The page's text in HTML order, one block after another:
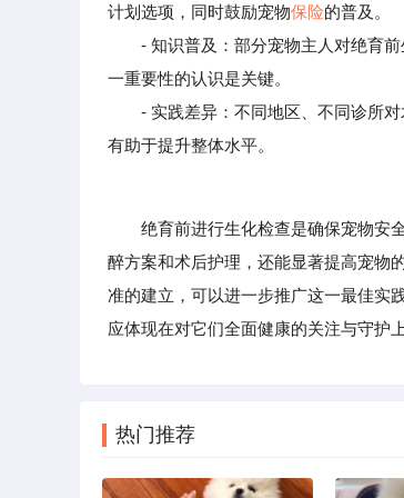
计划选项，同时鼓励宠物保险的普及。
- 知识普及：部分宠物主人对绝育前
一重要性的认识是关键。
- 实践差异：不同地区、不同诊所对
有助于提升整体水平。
绝育前进行生化检查是确保宠物安全
醉方案和术后护理，还能显著提高宠物
准的建立，可以进一步推广这一最佳实
应体现在对它们全面健康的关注与守护上
热门推荐